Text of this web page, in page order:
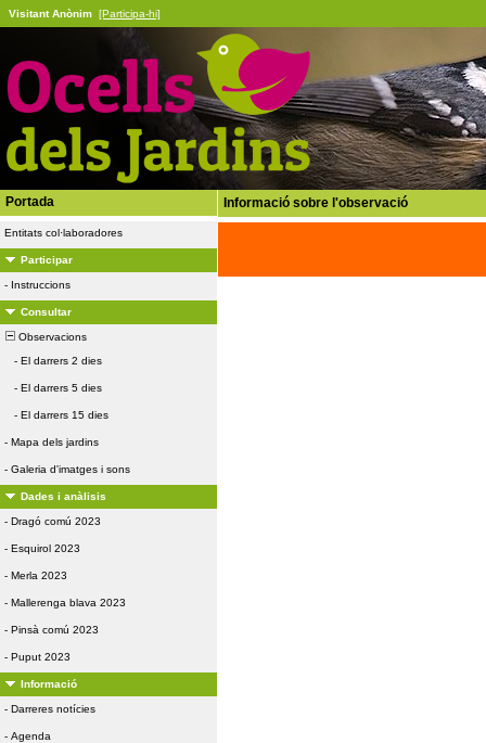
Visitant Anònim [Participa-hi]
Portada
Entitats col·laboradores
Participar
- Instruccions
Consultar
Observacions
- El darrers 2 dies
- El darrers 5 dies
- El darrers 15 dies
- Mapa dels jardins
- Galeria d'imatges i sons
Dades i anàlisis
- Dragó comú 2023
- Esquirol 2023
- Merla 2023
- Mallerenga blava 2023
- Pinsà comú 2023
- Puput 2023
Informació
- Darreres notícies
- Agenda
Informació sobre l'observació